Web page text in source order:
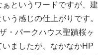
というワードですが、建
う感じの仕上がりです。
・パークハウス聖蹟桜ヶ
ましたが、なかなかHP